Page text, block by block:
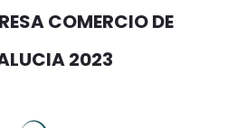
COMERCIO DE
2023